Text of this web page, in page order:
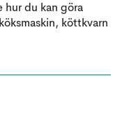
du kan göra
köttkvarn